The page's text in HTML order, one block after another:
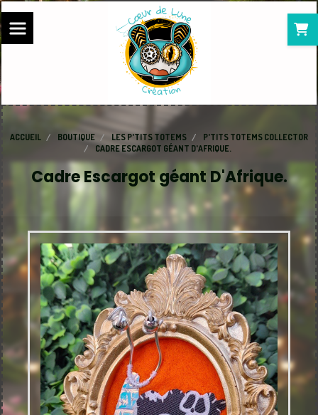
ACCUEIL BOUTIQUE LES P'TITS TOTEMS
P'TITS TOTEMS COLLECTOR
CADRE ESCARGOT GÉANT D'AFRIQUE.
Cadre Escargot géant D'Afrique.
Panneau de gestion des cookies